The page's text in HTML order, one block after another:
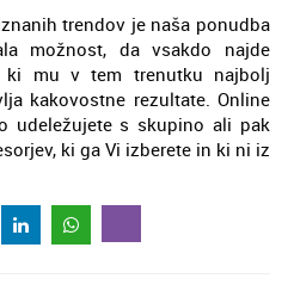
trendov je naša ponudba
možnost, da vsakdo najde
ki mu v tem trenutku najbolj
kakovostne rezultate. Online
udeležujete s skupino ali pak
ki ga Vi izberete in ki ni iz